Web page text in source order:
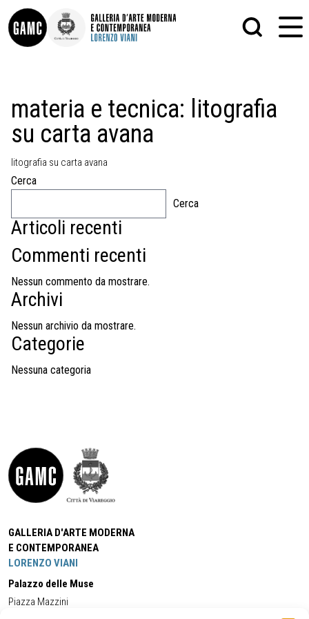
CONTATTI
DIDATTICA
SHOP
LE COLLEZIONI
GLI AUTORI
MOSTRE
EVENTI
PALAZZO DELLE MUSE
GRAFICA
PITTURA
SCULTURA
STAMPA
materia e tecnica: litografia
su carta avana
litografia su carta avana
Cerca
Cerca
Articoli recenti
Commenti recenti
Nessun commento da mostrare.
Archivi
Nessun archivio da mostrare.
Categorie
Nessuna categoria
GALLERIA D'ARTE MODERNA
E CONTEMPORANEA
LORENZO VIANI
Palazzo delle Muse
Piazza Mazzini